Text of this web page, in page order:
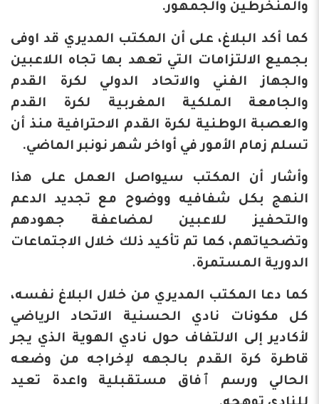
والمنخرطين والجمهور.
كما أكد البلاغ، على أن المكتب المديري قد اوفى
بجميع الالتزامات التي تعهد بها تجاه اللاعبين
والجهاز الفني والاتحاد الدولي لكرة القدم
والجامعة الملكية المغربية لكرة القدم
والعصبة الوطنية لكرة القدم الاحترافية منذ أن
تسلم زمام الأمور في أواخر شهر نونبر الماضي.
وأشار أن المكتب سيواصل العمل على هذا
النهج بكل شفافيه ووضوح مع تجديد الدعم
والتحفيز للاعبين لمضاعفة جهودهم
وتضحياتهم، كما تم تأكيد ذلك خلال الاجتماعات
الدورية المستمرة.
كما دعا المكتب المديري من خلال البلاغ نفسه،
كل مكونات نادي الحسنية الاتحاد الرياضي
لأكادير إلى الالتفاف حول نادي الهوية الذي يجر
قاطرة كرة القدم بالجهه لإخراجه من وضعه
الحالي ورسم ٱفاق مستقبلية واعدة تعيد